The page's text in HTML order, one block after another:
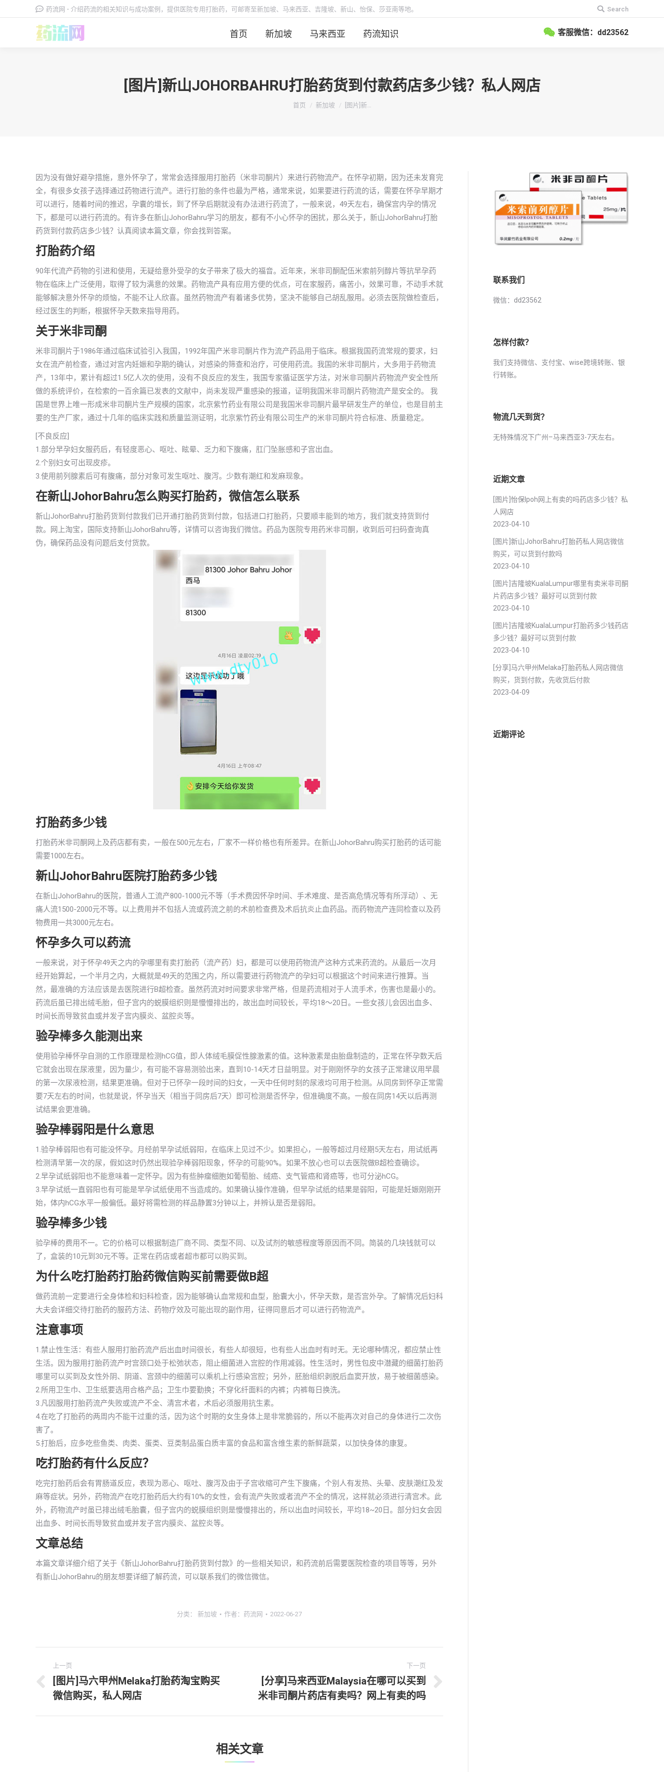
药流网 - 介绍药流的相关知识与成功案例，提供医院专用打胎药，可邮寄至新加坡、马来西亚、吉隆坡、新山、怡保、莎亚南等地。
搜
索：
Search
首页 新加坡 马来西亚 药流知识 客服微信：dd23562
[图片]新山JOHORBAHRU打胎药货到付款药店多少钱？私人网店
你在这里：
首页 新加坡 [图片]新…
因为没有做好避孕措施，意外怀孕了，常常会选择服用打胎药（米非司酮片）来进行药物流产。在怀孕初期，因为还未发育完
全，有很多女孩子选择通过药物进行流产。进行打胎的条件也最为严格，通常来说，如果要进行药流的话，需要在怀孕早期才
可以进行，随着时间的推迟，孕囊的增长，到了怀孕后期就没有办法进行药流了，一般来说，49天左右，确保宫内孕的情况
下，都是可以进行药流的。有许多在新山JohorBahru学习的朋友，都有不小心怀孕的困扰，那么关于，新山JohorBahru打胎
药货到付款药店多少钱？认真阅读本篇文章，你会找到答案。
打胎药介绍
90年代流产药物的引进和使用，无疑给意外受孕的女子带来了极大的福音。近年来，米非司酮配伍米索前列醇片等抗早孕药
物在临床上广泛使用，取得了较为满意的效果。药物流产具有应用方便的优点，可在家服药，痛苦小，效果可靠，不动手术就
能够解决意外怀孕的烦恼，不能不让人欣喜。虽然药物流产有着诸多优势，坚决不能够自己胡乱服用。必须去医院做检查后，
经过医生的判断，根据怀孕天数来指导用药。
关于米非司酮
米非司酮片于1986年通过临床试验引入我国，1992年国产米非司酮片作为流产药品用于临床。根据我国药流常规的要求，妇
女在流产前检查，通过对宫内妊娠和孕期的确认，对感染的筛查和治疗，可使用药流。我国的米非司酮片，大多用于药物流
产，13年中，累计有超过1.5亿人次的使用，没有不良反应的发生，我国专家循证医学方法，对米非司酮片药物流产安全性所
做的系统评价，在检索的一百余篇已发表的文献中，尚未发现严重感染的报道，证明我国米非司酮片药物流产是安全的。 我
国是世界上唯一形成米非司酮片生产规模的国家，北京紫竹药业有限公司是我国米非司酮片最早研发生产的单位，也是目前主
要的生产厂家，通过十几年的临床实践和质量监测证明，北京紫竹药业有限公司生产的米非司酮片符合标准、质量稳定。
[不良反应]
1.部分早孕妇女服药后，有轻度恶心、呕吐、眩晕、乏力和下腹痛，肛门坠胀感和子宫出血。
2.个别妇女可出现皮疹。
3.使用前列腺素后可有腹痛，部分对象可发生呕吐、腹泻。少数有潮红和发麻现象。
在新山JohorBahru怎么购买打胎药，微信怎么联系
新山JohorBahru打胎药货到付款我们已开通打胎药货到付款，包括进口打胎药，只要顺丰能到的地方，我们就支持货到付
款。网上淘宝，国际支持新山JohorBahru等，详情可以咨询我们微信。药品为医院专用药米非司酮，收到后可扫码查询真
伪，确保药品没有问题后支付货款。
打胎药多少钱
打胎药米非司酮网上及药店都有卖，一般在500元左右，厂家不一样价格也有所差异。在新山JohorBahru购买打胎药的话可能
需要1000左右。
新山JohorBahru医院打胎药多少钱
在新山JohorBahru的医院，普通人工流产800-1000元不等（手术费因怀孕时间、手术难度、是否高危情况等有所浮动）、无
痛人流1500-2000元不等。以上费用并不包括人流或药流之前的术前检查费及术后抗炎止血药品。而药物流产连同检查以及药
物费用一共3000元左右。
怀孕多久可以药流
一般来说，对于怀孕49天之内的孕哪里有卖打胎药（流产药）妇，都是可以使用药物流产这种方式来药流的。从最后一次月
经开始算起，一个半月之内，大概就是49天的范围之内，所以需要进行药物流产的孕妇可以根据这个时间来进行推算。当
然，最准确的方法应该是去医院进行B超检查。虽然药流对时间要求非常严格，但是药流相对于人流手术，伤害也是最小的。
药流后虽已排出绒毛胎，但子宫内的蜕膜组织则是慢慢排出的，故出血时间较长，平均18～20日。一些女孩儿会因出血多、
时间长而导致贫血或并发子宫内膜炎、盆腔炎等。
验孕棒多久能测出来
使用验孕棒怀孕自测的工作原理是检测hCG值，即人体绒毛膜促性腺激素的值。这种激素是由胎盘制造的，正常在怀孕数天后
它就会出现在尿液里，因为量少，有可能不容易测验出来，直到10-14天才日益明显。对于刚刚怀孕的女孩子正常建议用早晨
的第一次尿液检测，结果更准确。但对于已怀孕一段时间的妇女，一天中任何时刻的尿液均可用于检测。从同房到怀孕正常需
要7天左右的时间，也就是说，怀孕当天（相当于同房后7天）即可检测是否怀孕，但准确度不高。一般在同房14天以后再测
试结果会更准确。
验孕棒弱阳是什么意思
1.验孕棒弱阳也有可能没怀孕。月经前早孕试纸弱阳，在临床上见过不少。如果担心，一般等超过月经期5天左右，用试纸再
检测清早第一次的尿，假如这时仍然出现验孕棒弱阳现象，怀孕的可能90%。如果不放心也可以去医院做B超检查确诊。
2.早孕试纸弱阳也不能意味着一定怀孕。因为有些肿瘤细胞如葡萄胎、绒癌、支气管癌和肾癌等，也可分泌hCG。
3.早孕试纸一直弱阳也有可能是早孕试纸使用不当造成的。如果确认操作准确，但早孕试纸的结果是弱阳，可能是妊娠刚刚开
始，体内hCG水平一般偏低。最好将需检测的样品静置3分钟以上，并辨认是否是弱阳。
验孕棒多少钱
验孕棒的费用不一。它的价格可以根据制造厂商不同、类型不同、以及试剂的敏感程度等原因而不同。简装的几块钱就可以
了，盒装的10元到30元不等。正常在药店或者超市都可以购买到。
为什么吃打胎药打胎药微信购买前需要做B超
做药流前一定要进行全身体检和妇科检查，因为能够确认血常规和血型，胎囊大小，怀孕天数，是否宫外孕。了解情况后妇科
大夫会详细交待打胎药的服药方法、药物疗效及可能出现的副作用，征得同意后才可以进行药物流产。
注意事项
1.禁止性生活：有些人服用打胎药流产后出血时间很长，有些人却很短，也有些人出血时有时无。无论哪种情况，都应禁止性
生活。因为服用打胎药流产时宫颈口处于松弛状态，阻止细菌进入宫腔的作用减弱。性生活时，男性包皮中潜藏的细菌打胎药
哪里可以买到及女性外阴、阴道、宫颈中的细菌可以乘机上行感染宫腔；另外，胚胎组织剥脱后血窦开放，易于被细菌感染。
2.所用卫生巾、卫生纸要选用合格产品；卫生巾要勤换；不穿化纤面料的内裤；内裤每日换洗。
3.凡因服用打胎药流产失败或流产不全、清宫术者，术后必须服用抗生素。
4.在吃了打胎药的两周内不能干过重的活，因为这个时期的女生身体上是非常脆弱的，所以不能再次对自己的身体进行二次伤
害了。
5.打胎后，应多吃些鱼类、肉类、蛋类、豆类制品蛋白质丰富的食品和富含维生素的新鲜蔬菜，以加快身体的康复。
吃打胎药有什么反应？
吃完打胎药后会有胃肠道反应，表现为恶心、呕吐、腹泻及由于子宫收缩可产生下腹痛，个别人有发热、头晕、皮肤潮红及发
麻等症状。另外，药物流产在吃打胎药后大约有10%的女性，会有流产失败或者流产不全的情况，这样就必须进行清宫术。此
外，药物流产时虽已排出绒毛胎囊，但子宫内的蜕膜组织则是慢慢排出的，所以出血时间较长，平均18~20日。部分妇女会因
出血多、时间长而导致贫血或并发子宫内膜炎、盆腔炎等。
文章总结
本篇文章详细介绍了关于《新山JohorBahru打胎药货到付款》的一些相关知识，和药流前后需要医院检查的项目等等，另外
有新山JohorBahru的朋友想要详细了解药流，可以联系我们的微信微信。
分类： 新加坡 作者： 药流网 2022-06-27
章
上一页
上
一
文
[图片]马六甲州Melaka打胎药淘宝购买
微信购买，私人网店
下一页
一
文
[分享]马来西亚Malaysia在哪可以买到
米非司酮片药店有卖吗？网上有卖的吗
相关文章
联系我们
微信：dd23562
怎样付款？
我们支持微信、支付宝、wise跨境转账、银
行转账。
物流几天到货？
无特殊情况下广州–马来西亚3-7天左右。
近期文章
[图片]怡保lpoh网上有卖的吗药店多少钱？私
人网店
2023-04-10
[图片]新山JohorBahru打胎药私人网店微信
购买，可以货到付款吗
2023-04-10
[图片]吉隆坡KualaLumpur哪里有卖米非司酮
片药店多少钱？最好可以货到付款
2023-04-10
[图片]吉隆坡KualaLumpur打胎药多少钱药店
多少钱？最好可以货到付款
2023-04-10
[分享]马六甲州Melaka打胎药私人网店微信
购买，货到付款，先收货后付款
2023-04-09
近期评论